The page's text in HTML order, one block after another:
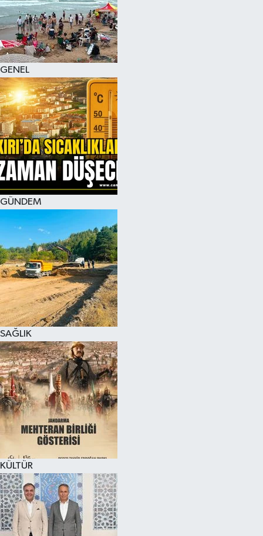
GENEL
GÜNDEM
SAĞLIK
KÜLTÜR
KÜLTÜR SANAT
MAGAZİN
SAĞLIK
SİYASET
SPOR
TEKNOLOJİ
VİZYONDAKİLER
YAŞAM